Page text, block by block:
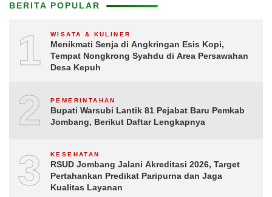
BERITA POPULAR
1 WISATA & KULINER
Menikmati Senja di Angkringan Esis Kopi,
Tempat Nongkrong Syahdu di Area Persawahan
Desa Kepuh
2 PEMERINTAHAN
Bupati Warsubi Lantik 81 Pejabat Baru Pemkab
Jombang, Berikut Daftar Lengkapnya
3 KESEHATAN
RSUD Jombang Jalani Akreditasi 2026, Target
Pertahankan Predikat Paripurna dan Jaga
Kualitas Layanan